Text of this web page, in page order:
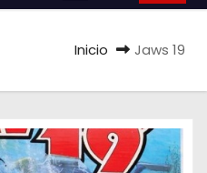
Inicio Jaws 19